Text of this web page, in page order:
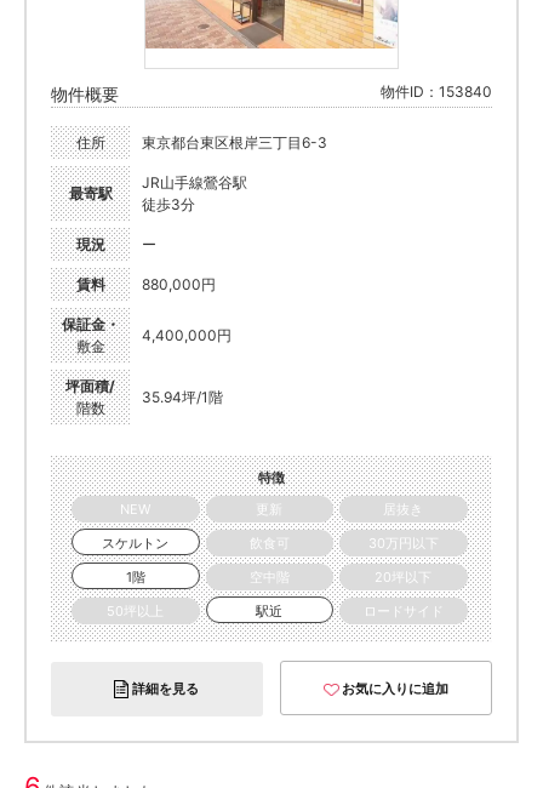
物件概要 物件ID：153840
住所 東京都台東区根岸三丁目6-3
最寄駅
JR山手線鶯谷駅
徒歩3分
現況 ー
賃料 880,000円
保証金・
敷金
4,400,000円
坪面積/
階数
35.94坪/1階
特徴
NEW
更新
居抜き
スケルトン
飲食可
30万円以下
1階
空中階
20坪以下
50坪以上
駅近 ロードサイド
詳細を見る お気に入りに追加